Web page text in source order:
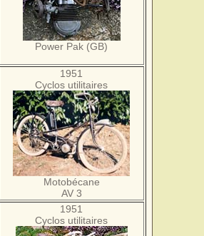
Power Pak (GB)
1951
Cyclos utilitaires
Motobécane
AV 3
1951
Cyclos utilitaires